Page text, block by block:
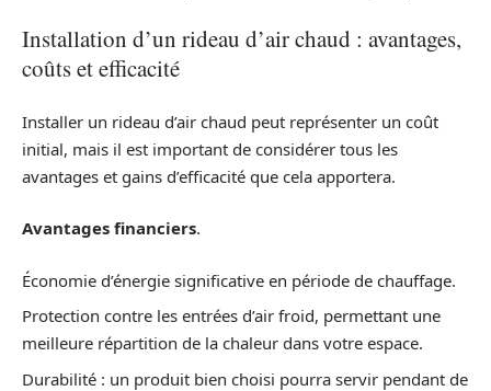
Installation d’un rideau d’air chaud : avantages,
coûts et efficacité
Installer un rideau d’air chaud peut représenter un coût
initial, mais il est important de considérer tous les
avantages et gains d’efficacité que cela apportera.
Avantages financiers.
Économie d’énergie significative en période de chauffage.
Protection contre les entrées d’air froid, permettant une
meilleure répartition de la chaleur dans votre espace.
Durabilité : un produit bien choisi pourra servir pendant de